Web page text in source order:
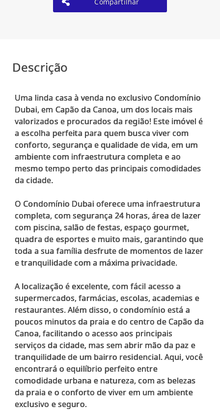
Descrição
Uma linda casa à venda no exclusivo Condomínio
Dubai, em Capão da Canoa, um dos locais mais
valorizados e procurados da região! Este imóvel é
a escolha perfeita para quem busca viver com
conforto, segurança e qualidade de vida, em um
ambiente com infraestrutura completa e ao
mesmo tempo perto das principais comodidades
da cidade.
O Condomínio Dubai oferece uma infraestrutura
completa, com segurança 24 horas, área de lazer
com piscina, salão de festas, espaço gourmet,
quadra de esportes e muito mais, garantindo que
toda a sua família desfrute de momentos de lazer
e tranquilidade com a máxima privacidade.
A localização é excelente, com fácil acesso a
supermercados, farmácias, escolas, academias e
restaurantes. Além disso, o condomínio está a
poucos minutos da praia e do centro de Capão da
Canoa, facilitando o acesso aos principais
serviços da cidade, mas sem abrir mão da paz e
tranquilidade de um bairro residencial. Aqui, você
encontrará o equilíbrio perfeito entre
comodidade urbana e natureza, com as belezas
da praia e o conforto de viver em um ambiente
exclusivo e seguro.